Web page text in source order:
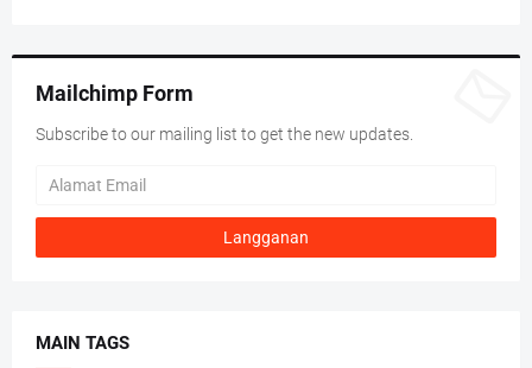
Mailchimp Form
Subscribe to our mailing list to get the new updates.
MAIN TAGS